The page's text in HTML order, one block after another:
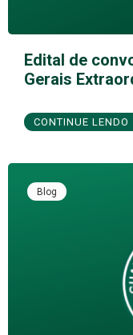
Edital de
Gerais
CONTINUE
Blog